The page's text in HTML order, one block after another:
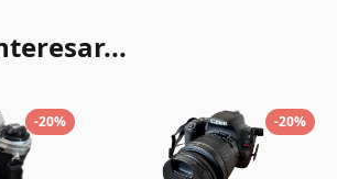
-20% -20%